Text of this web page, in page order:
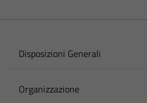
Disposizioni Generali
Organizzazione